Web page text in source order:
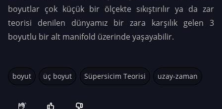
boyutlar çok küçük bir ölçekte sıkıştırılır ya da zar
teorisi denilen dünyamız bir zara karşılık gelen 3
boyutlu bir alt manifold üzerinde yaşayabilir.
boyut üç boyut Süpersicim Teorisi uzay-zaman